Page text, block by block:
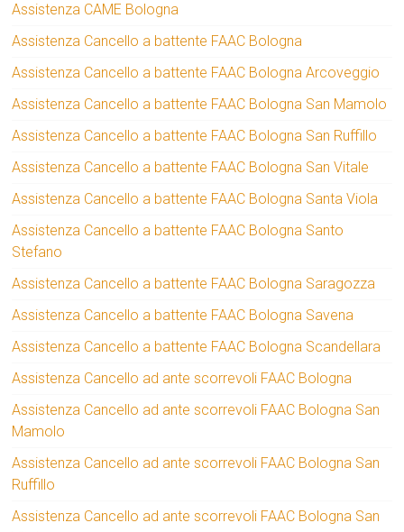
Assistenza CAME Bologna
Assistenza Cancello a battente FAAC Bologna
Assistenza Cancello a battente FAAC Bologna Arcoveggio
Assistenza Cancello a battente FAAC Bologna San Mamolo
Assistenza Cancello a battente FAAC Bologna San Ruffillo
Assistenza Cancello a battente FAAC Bologna San Vitale
Assistenza Cancello a battente FAAC Bologna Santa Viola
Assistenza Cancello a battente FAAC Bologna Santo
Stefano
Assistenza Cancello a battente FAAC Bologna Saragozza
Assistenza Cancello a battente FAAC Bologna Savena
Assistenza Cancello a battente FAAC Bologna Scandellara
Assistenza Cancello ad ante scorrevoli FAAC Bologna
Assistenza Cancello ad ante scorrevoli FAAC Bologna San
Mamolo
Assistenza Cancello ad ante scorrevoli FAAC Bologna San
Ruffillo
Assistenza Cancello ad ante scorrevoli FAAC Bologna San